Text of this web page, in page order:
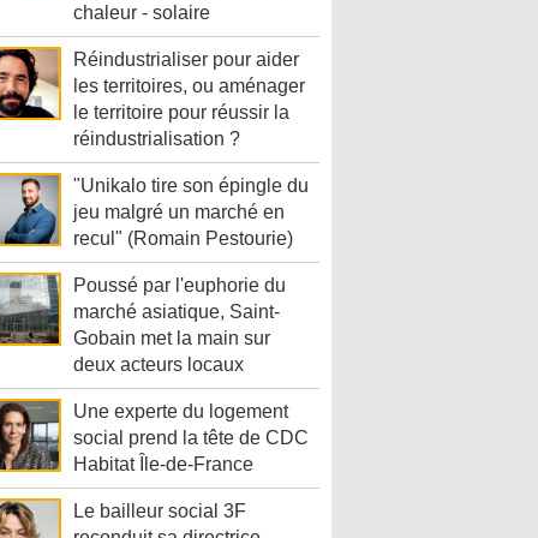
chaleur - solaire
Réindustrialiser pour aider
les territoires, ou aménager
le territoire pour réussir la
réindustrialisation ?
"Unikalo tire son épingle du
jeu malgré un marché en
recul" (Romain Pestourie)
Poussé par l'euphorie du
marché asiatique, Saint-
Gobain met la main sur
deux acteurs locaux
Une experte du logement
social prend la tête de CDC
Habitat Île-de-France
Le bailleur social 3F